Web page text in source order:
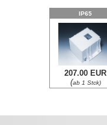
IP65
207.00 EUR
(ab 1 Stck)